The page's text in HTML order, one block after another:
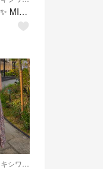
✨️未使用タグ付き✨️ MIIA ミーア 花柄ロングシャツワンピース チュール